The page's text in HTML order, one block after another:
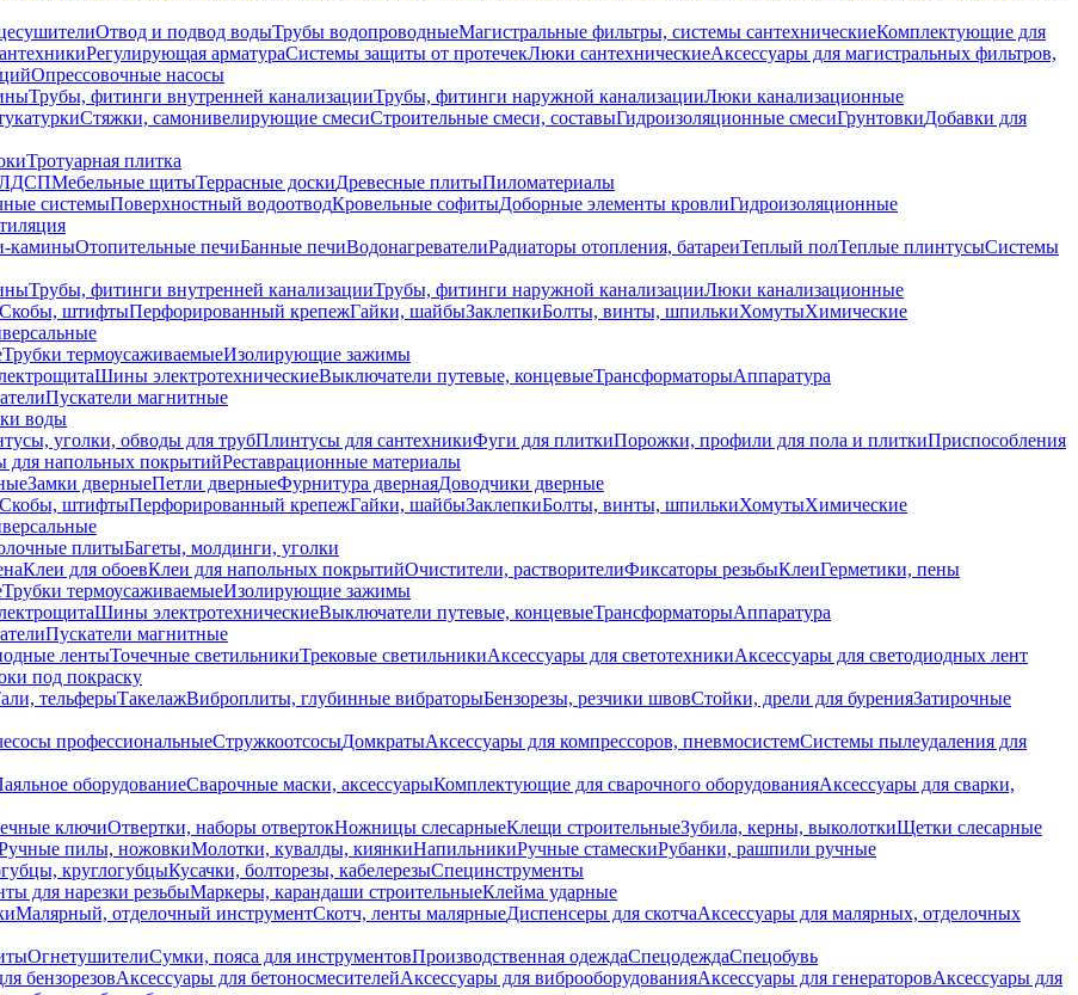
Отвод и подвод водыТрубы водопроводныеМагистральные фильтры, системы сантехническиеКомплектующие для
Регулирующая арматураСистемы защиты от протечекЛюки сантехническиеАксессуары для магистральных фильтров,
Опрессовочные насосы
Трубы, фитинги внутренней канализацииТрубы, фитинги наружной канализацииЛюки канализационные
Стяжки, самонивелирующие смесиСтроительные смеси, составыГидроизоляционные смесиГрунтовкиДобавки для
Тротуарная плитка
Мебельные щитыТеррасные доскиДревесные плитыПиломатериалы
системыПоверхностный водоотводКровельные софитыДоборные элементы кровлиГидроизоляционные
каминыОтопительные печиБанные печиВодонагревателиРадиаторы отопления, батареиТеплый полТеплые плинтусыСистемы
Трубы, фитинги внутренней канализацииТрубы, фитинги наружной канализацииЛюки канализационные
Скобы, штифтыПерфорированный крепежГайки, шайбыЗаклепкиБолты, винты, шпилькиХомутыХимические
Трубки термоусаживаемыеИзолирующие зажимы
Шины электротехническиеВыключатели путевые, концевыеТрансформаторыАппаратура
Пускатели магнитные
воды
уголки, обводы для трубПлинтусы для сантехникиФуги для плиткиПорожки, профили для пола и плиткиПриспособления
для напольных покрытийРеставрационные материалы
Замки дверныеПетли дверныеФурнитура двернаяДоводчики дверные
Скобы, штифтыПерфорированный крепежГайки, шайбыЗаклепкиБолты, винты, шпилькиХомутыХимические
плитыБагеты, молдинги, уголки
Клеи для обоевКлеи для напольных покрытийОчистители, растворителиФиксаторы резьбыКлеиГерметики, пены
Трубки термоусаживаемыеИзолирующие зажимы
Шины электротехническиеВыключатели путевые, концевыеТрансформаторыАппаратура
Пускатели магнитные
лентыТочечные светильникиТрековые светильникиАксессуары для светотехникиАксессуары для светодиодных лент
под покраску
тельферыТакелажВиброплиты, глубинные вибраторыБензорезы, резчики швовСтойки, дрели для буренияЗатирочные
профессиональныеСтружкоотсосыДомкратыАксессуары для компрессоров, пневмосистемСистемы пылеудаления для
оборудованиеСварочные маски, аксессуарыКомплектующие для сварочного оборудованияАксессуары для сварки,
ключиОтвертки, наборы отвертокНожницы слесарныеКлещи строительныеЗубила, керны, выколоткиЩетки слесарные
пилы, ножовкиМолотки, кувалды, киянкиНапильникиРучные стамескиРубанки, рашпили ручные
круглогубцыКусачки, болторезы, кабелерезыСпецинструменты
для нарезки резьбыМаркеры, карандаши строительныеКлейма ударные
Малярный, отделочный инструментСкотч, ленты малярныеДиспенсеры для скотчаАксессуары для малярных, отделочных
ОгнетушителиСумки, пояса для инструментовПроизводственная одеждаСпецодеждаСпецобувь
бензорезовАксессуары для бетоносмесителейАксессуары для виброоборудованияАксессуары для генераторовАксессуары для